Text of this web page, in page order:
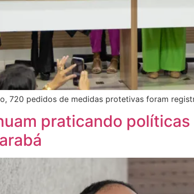
720 pedidos de medidas protetivas foram
praticando